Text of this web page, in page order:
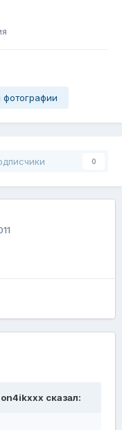
0
сказал: